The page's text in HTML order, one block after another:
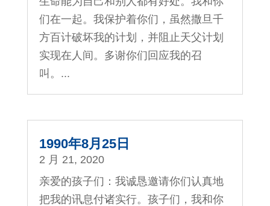
们在一起。我保护着你们，虽然撒旦千
方百计破坏我的计划，并阻止天父计划
实现在人间。多谢你们回应我的召
叫。...
1990年8月25日
2 月 21, 2020
亲爱的孩子们：我诚恳邀请你们认真地
把我的讯息付诸实行。孩子们，我和你